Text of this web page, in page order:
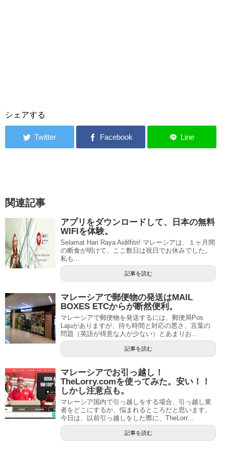
シェアする
関連記事
アプリをダウンロードして、日本の無料
WIFIを体験。
Selamat Hari Raya Aidilfitri! マレーシアは、１ヶ月間
の断食が明けて、ここ数日は祝日でお休みでした。
私も...
記事を読む
マレーシアで郵便物の発送はMAIL
BOXES ETCからが断然便利。
マレーシアで郵便物を発送するには、郵便局Pos
Lajuがありますが、待ち時間と対応の悪さ、言葉の
問題（英語が得意な人が少ない）とあまりお...
記事を読む
マレーシアでお引っ越し！
TheLorry.comを使ってみた。安い！！
しかし注意点も。
マレーシア国内で引っ越しをする場合、引っ越し業
者をどこにするか、悩まれるところだと思います。
今日は、以前引っ越しをした際に、TheLorr...
記事を読む